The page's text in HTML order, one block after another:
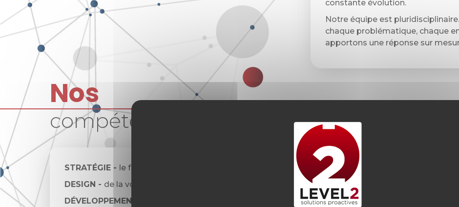
constante évolution.
Notre équipe est
chaque problématique, chaque
apportons une réponse sur
Nos
compétences
STRATÉGIE - le fondement de toute expérience de marque exceptionnelle
DESIGN - de la voix au ton en passant par le style, chaque expérience et expression compte
DÉVELOPPEMENT -
la fonctionnalité intuitive permet des expériences significatives